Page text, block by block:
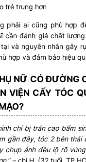
trẻ trung hơn
phải ai cũng phù hợp
cần đánh giá chất
và nguyên nhân gây
hợp và đảm bảo hiệu
NỮ CÓ ĐƯỜNG
VIỆN CẤY TÓC
chỉ bị trán cao bẩm
gần đây, tóc 2 bên thái
chụp ảnh đều lộ rõ